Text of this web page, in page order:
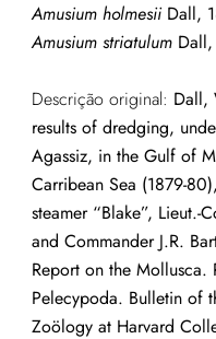
Amusium holmesiiDall,
Amusium striatulumDall,
Descrição original: Dall,
results of dredging,
Agassiz, in the Gulf of
Carribean Sea (1879-
steamer “Blake”, Lieut.-
and Commander J.R.
Report on the Mollusca.
Pelecypoda. Bulletin of
Zoölogy at Harvard